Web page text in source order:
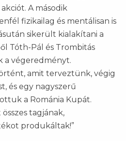
A második
fizikailag és mentálisan is
sikerült kialakítani a
Tóth-Pál és Trombitás
a végeredményt.
amit terveztünk, végig
és egy nagyszerű
a Románia Kupát.
tagjának,
produkáltak!”